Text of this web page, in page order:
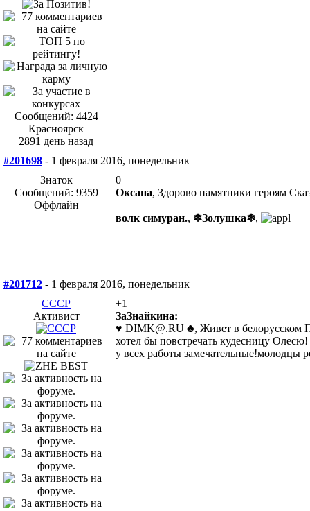
Сообщений: 4424
Красноярск
2891 день назад
#201698 - 1 февраля 2016, понедельник
Знаток
Сообщений: 9359
Оффлайн
0
Оксана, Здорово памятники героям
волк симуран., ❄Золушка❄,
#201712 - 1 февраля 2016, понедельник
СССР
Активист
+1
ЗаЗнайкина:
♥ DIMK@.RU ♣, Живет в белорусском
хотел бы повстречать кудесницу Олесю!
у всех работы замечательные!молодцы